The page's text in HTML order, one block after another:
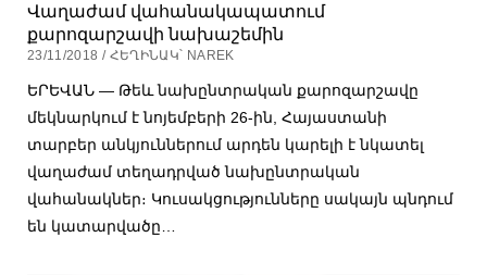
Վաղաժամ վահանակապատում
քարոզարշավի նախաշեմին
23/11/2018 / ՀԵՂԻՆԱԿ՝ NAREK
ԵՐԵՎԱՆ — Թեև նախընտրական քարոզարշավը
մեկնարկում է նոյեմբերի 26-ին, Հայաստանի
տարբեր անկյուններում արդեն կարելի է նկատել
վաղաժամ տեղադրված նախընտրական
վահանակներ։ Կուսակցությունները սակայն պնդում
են կատարվածը…